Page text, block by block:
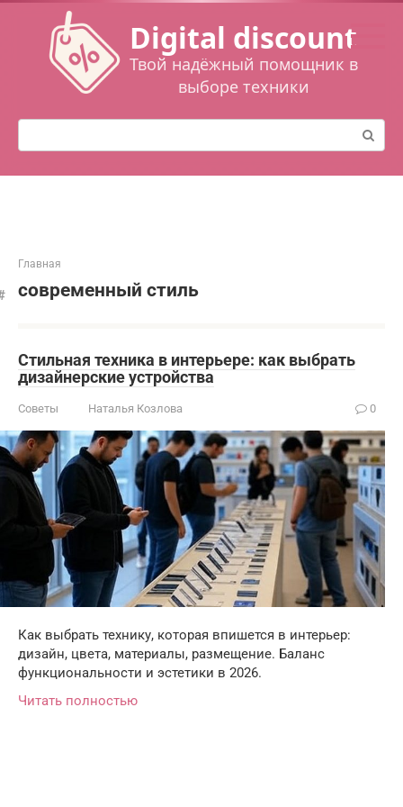
Перейти
контенту
Digital discount
Твой надёжный помощник в
выборе техники
Поиск:
Главная
современный стиль
Стильная техника в интерьере: как выбрать
дизайнерские устройства
Советы Наталья Козлова 0
Как выбрать технику, которая впишется в интерьер:
дизайн, цвета, материалы, размещение. Баланс
функциональности и эстетики в 2026.
Читать полностью